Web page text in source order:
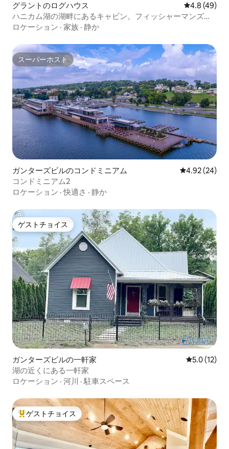
グラントのログハウス レビュー49
4.8 (49)
ハニカム湖の湖畔にあるキャビン。フィッシャーマンズパ
ラダイス
ロケーション · 家族 · 静か
スーパーホスト
スーパーホスト
ガンターズビルのコンドミニアム レビュー24
4.92 (24)
コンドミニアム2
ロケーション ·快適さ · 静か
ゲストチョイス
ゲストチョイス
ガンターズビルの一軒家 レビュー12
5.0 (12)
湖の近くにある一軒家
ロケーション · 河川 ·駐車スペース
大好評のゲストチョイスです。
ゲストチョイス